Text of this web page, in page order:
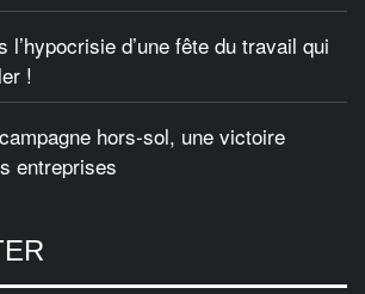
l’hypocrisie d’une fête du travail qui
!
hors-sol, une victoire
entreprises